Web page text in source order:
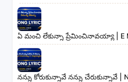
ఏ మంచి లేకున్నా ప్రేమించినావయ్యా | E
నన్ను కోరుకున్నావే నన్ను చేరుకున్నావే |